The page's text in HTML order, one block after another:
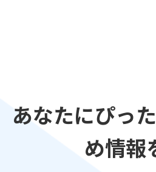
あなたにぴっ
め情報